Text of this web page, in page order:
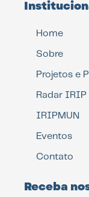
Home
Sobre
Projetos e
Radar IRIP
IRIPMUN
Eventos
Contato
Receba